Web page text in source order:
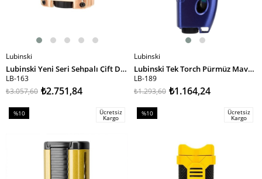
SEPETE EKLE
Lubinski
Lubinski Yeni Seri Sehpalı Çift Delicili Üç Torch Puro Çakmağı Gold LB-163
LB-163
₺2.751,84
₺3.057,60
SEPETE EKLE
Lubinski
Lubinski Tek Torch Pürmüz Mavi Puro Çakmağı LB-189
LB-189
₺1.164,24
₺1.293,60
%10
Ücretsiz
Kargo
%10
Ücretsiz
Kargo